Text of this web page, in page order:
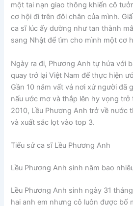
một tai nạn giao thông khiến cô
cơ hội đi trên đôi chân của mình.
ca sĩ lúc ấy dường như tan thành
sang Nhật để tìm cho mình một cơ
Ngày ra đi, Phương Anh tự hứa với
quay trở lại Việt Nam để thực hiện
Gần 10 năm vất vả nơi xứ người đã
nấu ước mơ và thắp lên hy vọng trở
2010, Lều Phương Anh trở về nước
và xuất sắc lọt vào top 3.
Tiểu sử ca sĩ Lều Phương Anh
Lều Phương Anh sinh năm bao
Lều Phương Anh sinh ngày 31
hai anh em nhưng cô luôn được bố